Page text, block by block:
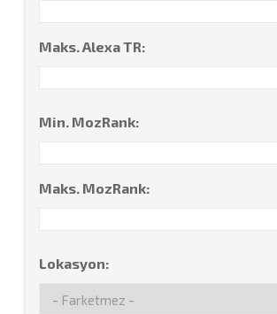
Maks. Alexa TR:
Min. MozRank:
Maks. MozRank:
Lokasyon: